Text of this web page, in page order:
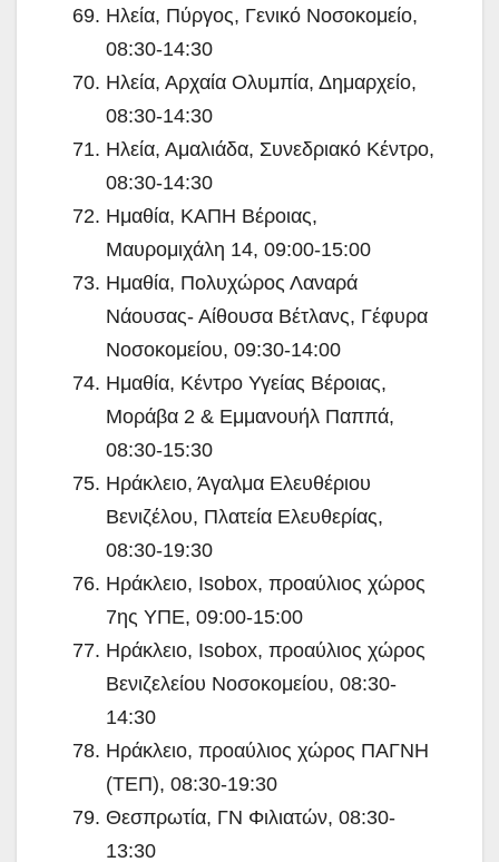
Ηλεία, Πύργος, Γενικό Νοσοκομείο,
08:30-14:30
Ηλεία, Αρχαία Ολυμπία, Δημαρχείο,
08:30-14:30
Ηλεία, Αμαλιάδα, Συνεδριακό Κέντρο,
08:30-14:30
Ημαθία, ΚΑΠΗ Βέροιας,
Μαυρομιχάλη 14, 09:00-15:00
Ημαθία, Πολυχώρος Λαναρά
Νάουσας- Αίθουσα Βέτλανς, Γέφυρα
Νοσοκομείου, 09:30-14:00
Ημαθία, Κέντρο Υγείας Βέροιας,
Μοράβα 2 & Εμμανουήλ Παππά,
08:30-15:30
Ηράκλειο, Άγαλμα Ελευθέριου
Βενιζέλου, Πλατεία Ελευθερίας,
08:30-19:30
Ηράκλειο, Isobox, προαύλιος χώρος
7ης ΥΠΕ, 09:00-15:00
Ηράκλειο, Isobox, προαύλιος χώρος
Βενιζελείου Νοσοκομείου, 08:30-
14:30
Ηράκλειο, προαύλιος χώρος ΠΑΓΝΗ
(ΤΕΠ), 08:30-19:30
Θεσπρωτία, ΓΝ Φιλιατών, 08:30-
13:30